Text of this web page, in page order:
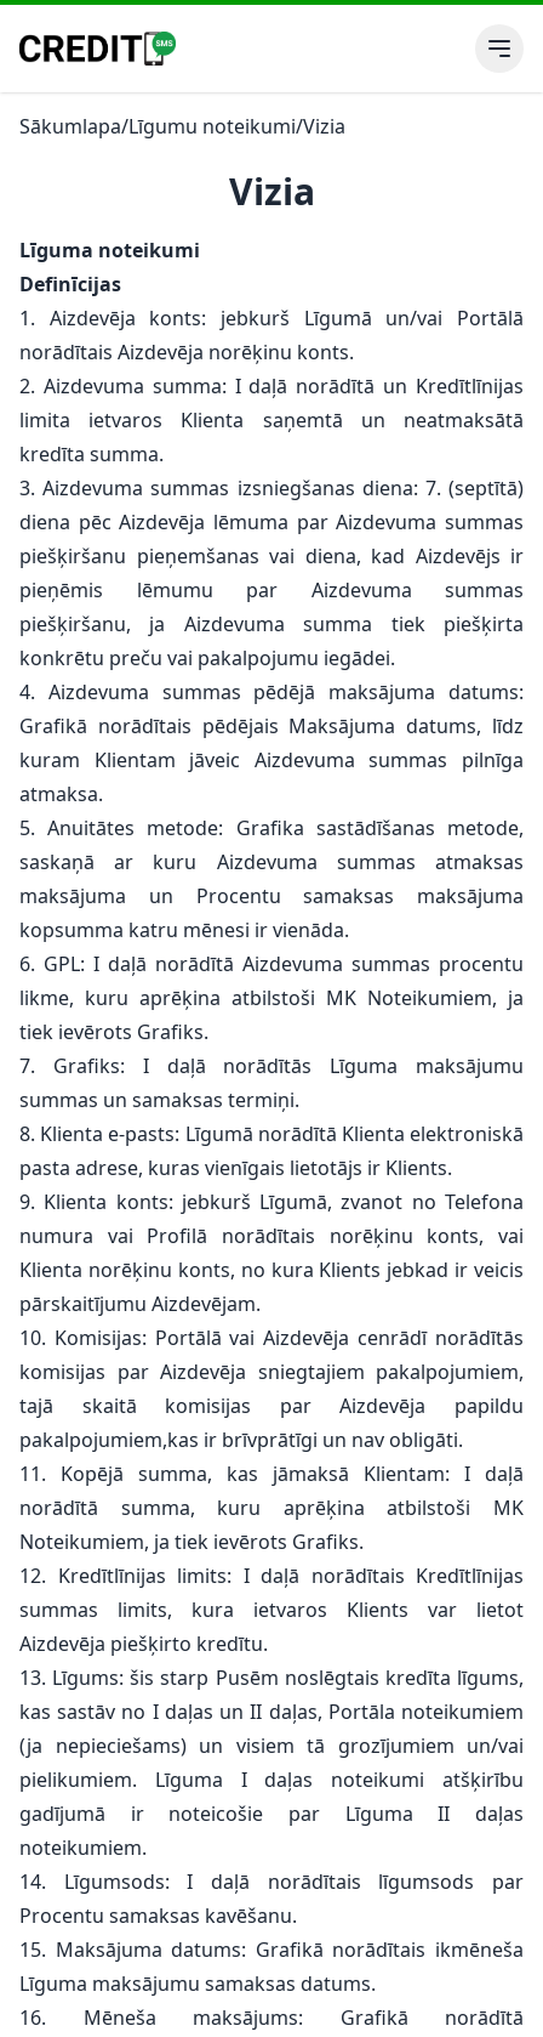
Sākumlapa/Līgumu noteikumi/Vizia
Vizia
Līguma noteikumi
Definīcijas
1. Aizdevēja konts: jebkurš Līgumā un/vai Portālā
norādītais Aizdevēja norēķinu konts.
2. Aizdevuma summa: I daļā norādītā un Kredītlīnijas
limita ietvaros Klienta saņemtā un neatmaksātā
kredīta summa.
3. Aizdevuma summas izsniegšanas diena: 7. (septītā)
diena pēc Aizdevēja lēmuma par Aizdevuma summas
piešķiršanu pieņemšanas vai diena, kad Aizdevējs ir
pieņēmis lēmumu par Aizdevuma summas
piešķiršanu, ja Aizdevuma summa tiek piešķirta
konkrētu preču vai pakalpojumu iegādei.
4. Aizdevuma summas pēdējā maksājuma datums:
Grafikā norādītais pēdējais Maksājuma datums, līdz
kuram Klientam jāveic Aizdevuma summas pilnīga
atmaksa.
5. Anuitātes metode: Grafika sastādīšanas metode,
saskaņā ar kuru Aizdevuma summas atmaksas
maksājuma un Procentu samaksas maksājuma
kopsumma katru mēnesi ir vienāda.
6. GPL: I daļā norādītā Aizdevuma summas procentu
likme, kuru aprēķina atbilstoši MK Noteikumiem, ja
tiek ievērots Grafiks.
7. Grafiks: I daļā norādītās Līguma maksājumu
summas un samaksas termiņi.
8. Klienta e-pasts: Līgumā norādītā Klienta elektroniskā
pasta adrese, kuras vienīgais lietotājs ir Klients.
9. Klienta konts: jebkurš Līgumā, zvanot no Telefona
numura vai Profilā norādītais norēķinu konts, vai
Klienta norēķinu konts, no kura Klients jebkad ir veicis
pārskaitījumu Aizdevējam.
10. Komisijas: Portālā vai Aizdevēja cenrādī norādītās
komisijas par Aizdevēja sniegtajiem pakalpojumiem,
tajā skaitā komisijas par Aizdevēja papildu
pakalpojumiem,kas ir brīvprātīgi un nav obligāti.
11. Kopējā summa, kas jāmaksā Klientam: I daļā
norādītā summa, kuru aprēķina atbilstoši MK
Noteikumiem, ja tiek ievērots Grafiks.
12. Kredītlīnijas limits: I daļā norādītais Kredītlīnijas
summas limits, kura ietvaros Klients var lietot
Aizdevēja piešķirto kredītu.
13. Līgums: šis starp Pusēm noslēgtais kredīta līgums,
kas sastāv no I daļas un II daļas, Portāla noteikumiem
(ja nepieciešams) un visiem tā grozījumiem un/vai
pielikumiem. Līguma I daļas noteikumi atšķirību
gadījumā ir noteicošie par Līguma II daļas
noteikumiem.
14. Līgumsods: I daļā norādītais līgumsods par
Procentu samaksas kavēšanu.
15. Maksājuma datums: Grafikā norādītais ikmēneša
Līguma maksājumu samaksas datums.
16. Mēneša maksājums: Grafikā norādītā